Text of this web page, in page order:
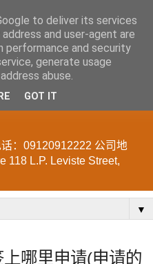
移民公司
咨询微信/
：09120912222 公司地
118 L.P. Leviste Street,
▼
哪里申请(申请的
to deliver its services
and user-agent are
performance and security
generate usage
abuse.
GOT IT